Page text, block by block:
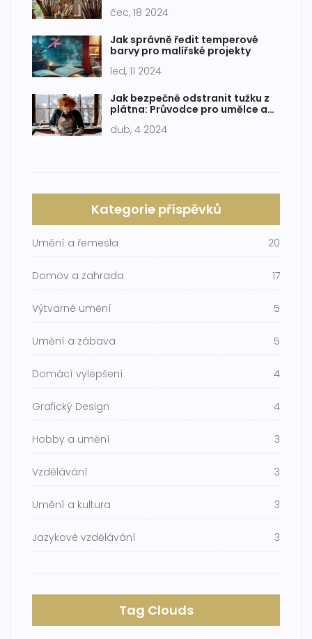
čec, 18 2024
Jak správně ředit temperové
barvy pro malířské projekty
led, 11 2024
Jak bezpečně odstranit tužku z
plátna: Průvodce pro umělce a
dub, 4 2024
Kategorie příspěvků
Umění a řemesla 20
Domov a zahrada 17
Výtvarné umění 5
Umění a zábava 5
Domácí vylepšení 4
Grafický Design 4
Hobby a umění 3
Vzdělávání 3
Umění a kultura 3
Jazykové vzdělávání 3
Tag Clouds